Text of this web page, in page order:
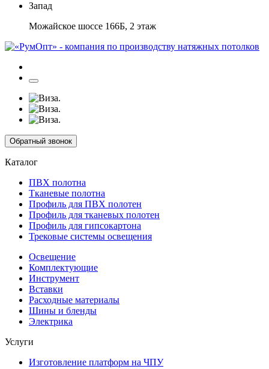
Запад
Можайское шоссе 166Б, 2 этаж
Обратный звонок
Каталог
ПВХ полотна
Тканевые полотна
Профиль для ПВХ полотен
Профиль для тканевых полотен
Профиль для гипсокартона
Трековые системы освещения
Освещение
Комплектующие
Инструмент
Вставки
Расходные материалы
Шины и бленды
Электрика
Услуги
Изготовление платформ на ЧПУ